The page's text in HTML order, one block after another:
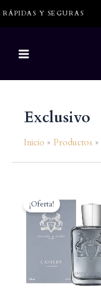
Y SEGURAS
Exclusivo
Inicio Productos
¡Oferta!